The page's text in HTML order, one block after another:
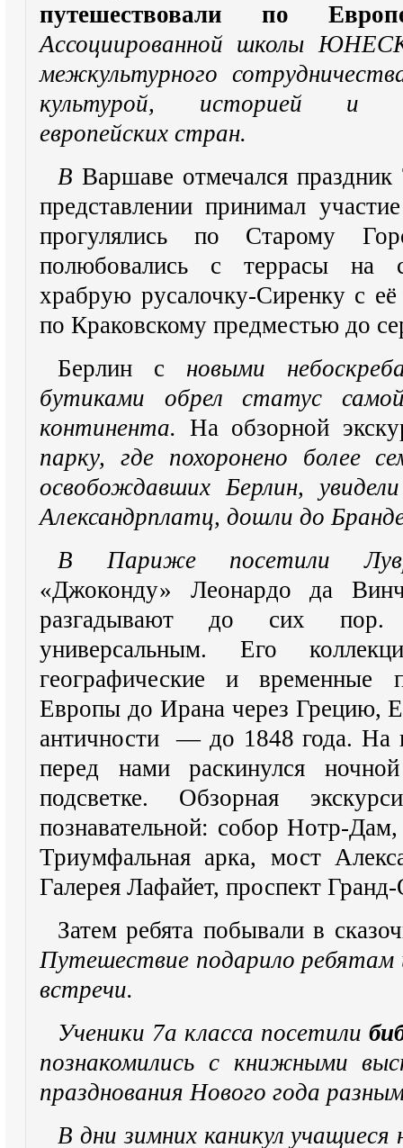
путешествовали по
Ассоциированной школы
межкультурного
культурой, историей и
европейских стран.
В Варшаве отмечался
представлении принимал
прогулялись по Старому
полюбовались с террасы на
храбрую русалочку-Сиренку с её
по Краковскому предместью до
Берлин с новыми
бутиками обрел статус
континента. На обзорной
парку, где похоронено более
освобождавших Берлин,
Александрплатц, дошли до
В Париже посетили
«Джоконду» Леонардо да
разгадывают до сих
универсальным. Его
географические и временные
Европы до Ирана через Грецию,
античности — до 1848 года. На
перед нами раскинулся
подсветке. Обзорная
познавательной: собор Нотр-
Триумфальная арка, мост
Галерея Лафайет, проспект
Затем ребята побывали в
Путешествие подарило ребятам
встречи.
Ученики 7а класса посетили
познакомились с книжными
празднования Нового года
В дни зимних каникул учащиеся